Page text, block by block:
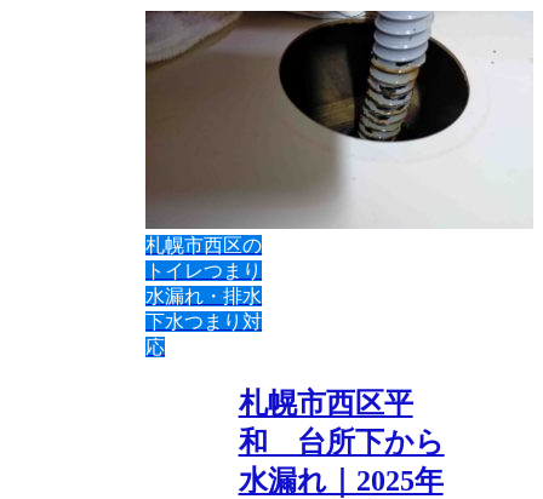
札幌市西区の
トイレつまり
水漏れ・排水
下水つまり対
応
札幌市西区平
和 台所下から
水漏れ｜2025年